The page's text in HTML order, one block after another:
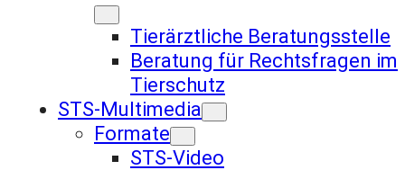
Tierärztliche Beratungsstelle
Beratung für Rechtsfragen im
Tierschutz
STS-Multimedia
Formate
STS-Video